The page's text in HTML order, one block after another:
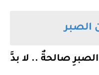
الصبر
صالحةٌ .. لا بدَّ